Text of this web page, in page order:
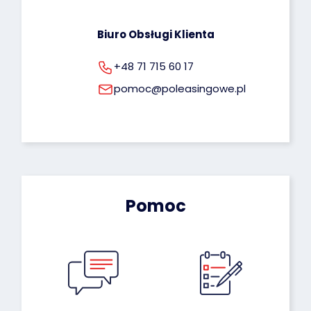
Biuro Obsługi Klienta
+48 71 715 60 17
pomoc@poleasingowe.pl
Pomoc